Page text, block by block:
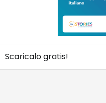
Scaricalo gratis!